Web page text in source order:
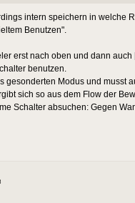
intern speichern in welche
Benutzen".
erst nach oben und dann
benutzen.
gesonderten Modus und musst
sich so aus dem Flow der
Schalter absuchen: Gegen